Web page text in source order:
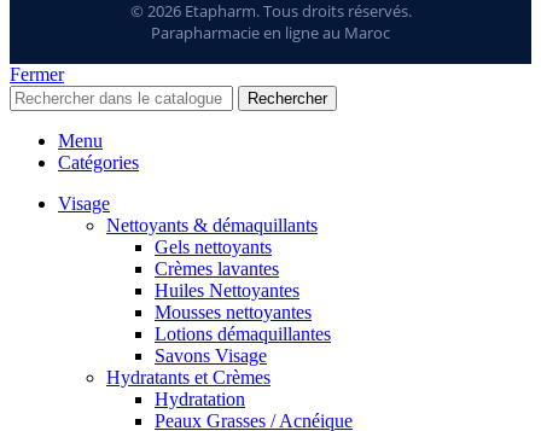
© 2026 Etapharm. Tous droits réservés.
Parapharmacie en ligne au Maroc
Fermer
Rechercher
Menu
Catégories
Visage
Nettoyants & démaquillants
Gels nettoyants
Crèmes lavantes
Huiles Nettoyantes
Mousses nettoyantes
Lotions démaquillantes
Savons Visage
Hydratants et Crèmes
Hydratation
Peaux Grasses / Acnéique